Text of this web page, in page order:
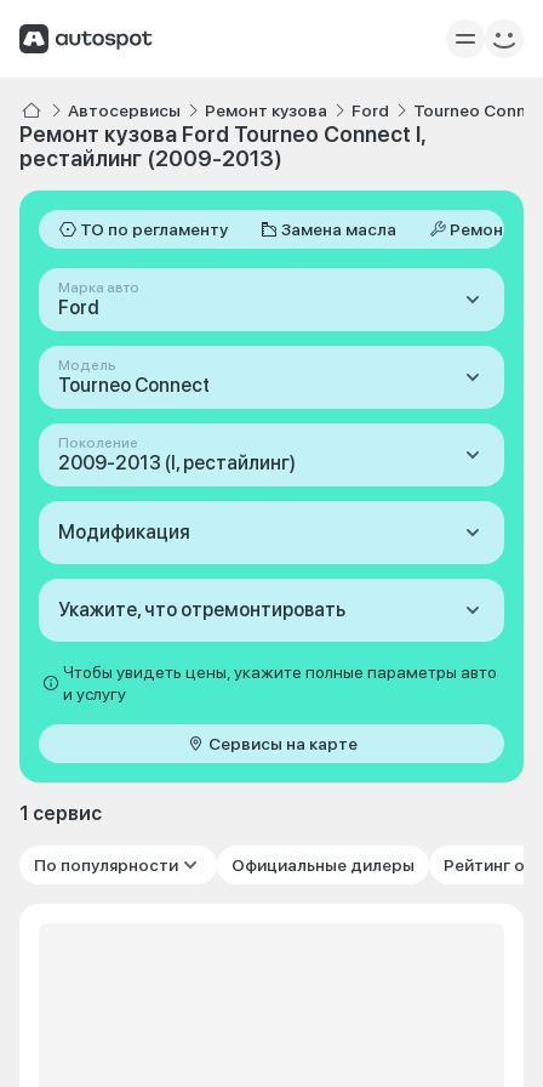
Автосервисы Ремонт кузова Ford Tourneo
Ремонт кузова Ford Tourneo Connect I,
рестайлинг (2009-2013)
ТО по регламенту Замена масла Ремонт
Марка авто
Ford
Модель
Tourneo Connect
Поколение
2009-2013 (I, рестайлинг)
Модификация
Укажите, что отремонтировать
Чтобы увидеть цены, укажите полные параметры авто
и услугу
Сервисы на карте
1 сервис
По популярности Официальные дилеры Рейтинг